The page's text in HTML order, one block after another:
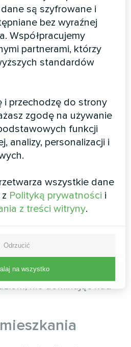
do potrzeb. To
energii i idealny
z otwartą kuchnią i
wymagałyby
Klimakonwektor
całą przestrzeń,
ukryty w suficie
w
i obiektach
MCFCto
projektach, gdzie
nie dominując nad
są szyfrowane i
bez wyraźnej
Współpracujemy
partnerami, którzy
standardów
i przechodzę do strony
zgodę na używanie
funkcji
analizy, personalizacji i
wszystkie dane
Polityką prywatności i
z treści witryny.
Odrzucić
na wszystko